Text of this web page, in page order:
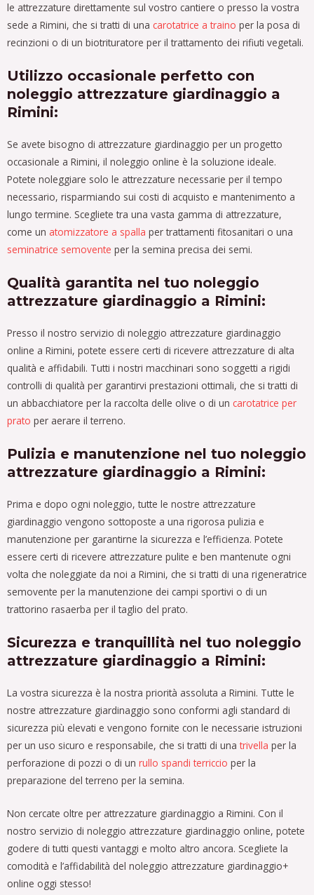
le attrezzature direttamente sul vostro cantiere o presso la vostra
sede a Rimini, che si tratti di una carotatrice a traino per la posa di
recinzioni o di un biotrituratore per il trattamento dei rifiuti vegetali.
Utilizzo occasionale perfetto con
noleggio attrezzature giardinaggio a
Rimini:
Se avete bisogno di attrezzature giardinaggio per un progetto
occasionale a Rimini, il noleggio online è la soluzione ideale.
Potete noleggiare solo le attrezzature necessarie per il tempo
necessario, risparmiando sui costi di acquisto e mantenimento a
lungo termine. Scegliete tra una vasta gamma di attrezzature,
come un atomizzatore a spalla per trattamenti fitosanitari o una
seminatrice semovente per la semina precisa dei semi.
Qualità garantita nel tuo noleggio
attrezzature giardinaggio a Rimini:
Presso il nostro servizio di noleggio attrezzature giardinaggio
online a Rimini, potete essere certi di ricevere attrezzature di alta
qualità e affidabili. Tutti i nostri macchinari sono soggetti a rigidi
controlli di qualità per garantirvi prestazioni ottimali, che si tratti di
un abbacchiatore per la raccolta delle olive o di un carotatrice per
prato per aerare il terreno.
Pulizia e manutenzione nel tuo noleggio
attrezzature giardinaggio a Rimini:
Prima e dopo ogni noleggio, tutte le nostre attrezzature
giardinaggio vengono sottoposte a una rigorosa pulizia e
manutenzione per garantirne la sicurezza e l’efficienza. Potete
essere certi di ricevere attrezzature pulite e ben mantenute ogni
volta che noleggiate da noi a Rimini, che si tratti di una rigeneratrice
semovente per la manutenzione dei campi sportivi o di un
trattorino rasaerba per il taglio del prato.
Sicurezza e tranquillità nel tuo noleggio
attrezzature giardinaggio a Rimini:
La vostra sicurezza è la nostra priorità assoluta a Rimini. Tutte le
nostre attrezzature giardinaggio sono conformi agli standard di
sicurezza più elevati e vengono fornite con le necessarie istruzioni
per un uso sicuro e responsabile, che si tratti di una trivella per la
perforazione di pozzi o di un rullo spandi terriccio per la
preparazione del terreno per la semina.
Non cercate oltre per attrezzature giardinaggio a Rimini. Con il
nostro servizio di noleggio attrezzature giardinaggio online, potete
godere di tutti questi vantaggi e molto altro ancora. Scegliete la
comodità e l’affidabilità del noleggio attrezzature giardinaggio+
online oggi stesso!